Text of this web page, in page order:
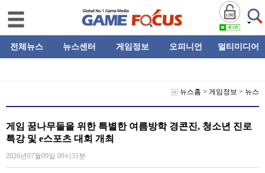
전체뉴스 뉴스센터 게임정보 오피니언 멀티미디어
뉴스홈 > 게임정보 > 뉴스
게임 꿈나무들을 위한 특별한 여름방학 경콘진, 청소년 진로
특강 및 e스포츠 대회 개최
2026년07월09일 09시31분